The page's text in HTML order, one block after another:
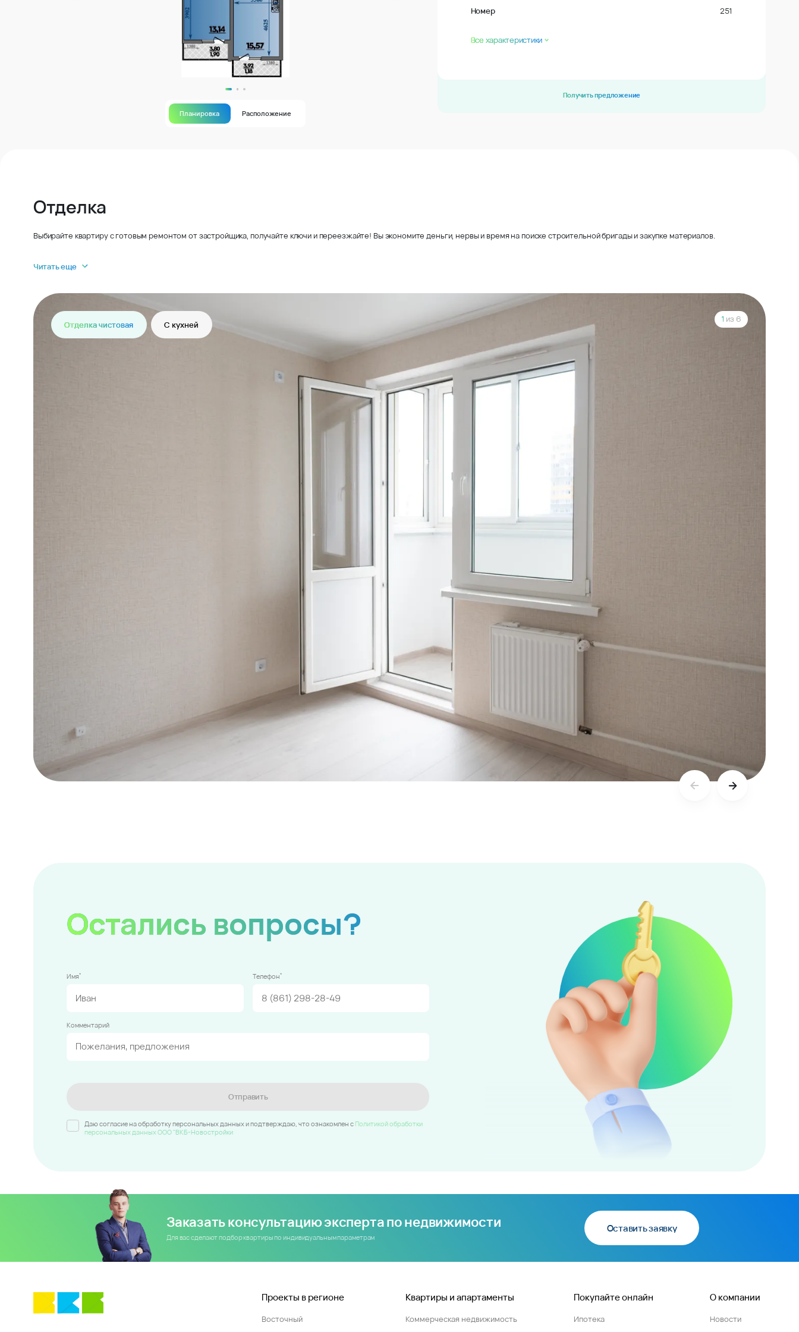
Планировка Расположение
Номер 251
Все характеристики
Получить предложение
Отделка
Выбирайте квартиру с готовым ремонтом от застройщика, получайте ключи и переезжайте! Вы экономите деньги, нервы и время на поиске строительной бригады и закупке материалов.
Читать еще
Отделка чистовая С кухней
1 из 6
Остались вопросы?
Имя* Телефон*
Комментарий
Отправить
Даю согласие на обработку персональных данных и подтверждаю, что ознакомлен c Политикой обработки
персональных данных ООО "ВКБ-Новостройки
Заказать консультацию эксперта по недвижимости
Для вас сделают подбор квартиры по индивидуальным параметрам
Оставить заявку
Проекты в регионе
Восточный
Квартиры и апартаменты
Коммерческая недвижимость
Покупайте онлайн
Ипотека
О компании
Новости